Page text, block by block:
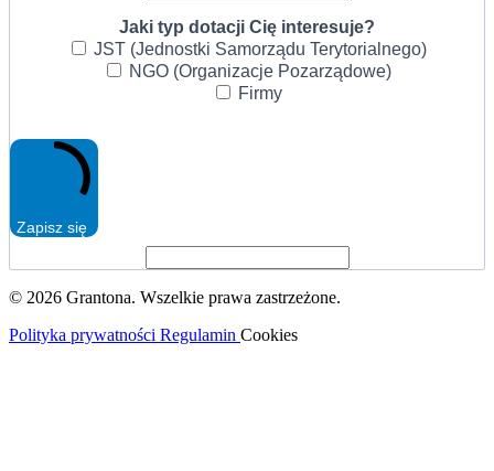
Jaki typ dotacji Cię interesuje?
JST (Jednostki Samorządu Terytorialnego)
NGO (Organizacje Pozarządowe)
Firmy
Zapisz się
© 2026 Grantona. Wszelkie prawa zastrzeżone.
Polityka prywatności Regulamin Cookies